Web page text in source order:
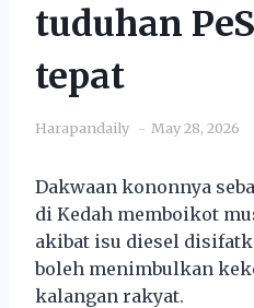
tuduhan
tepat
Harapandaily May 28, 2026
Dakwaan kononnya
di Kedah memboikot
akibat isu diesel
boleh menimbulkan
kalangan rakyat.